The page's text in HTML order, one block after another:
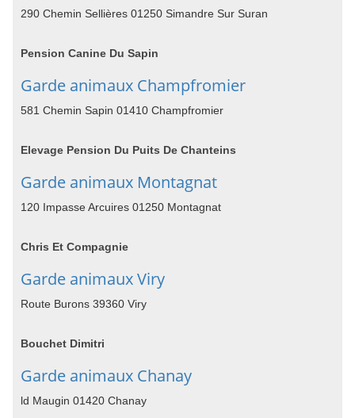
290 Chemin Sellières 01250 Simandre Sur Suran
Pension Canine Du Sapin
Garde animaux Champfromier
581 Chemin Sapin 01410 Champfromier
Elevage Pension Du Puits De Chanteins
Garde animaux Montagnat
120 Impasse Arcuires 01250 Montagnat
Chris Et Compagnie
Garde animaux Viry
Route Burons 39360 Viry
Bouchet Dimitri
Garde animaux Chanay
ld Maugin 01420 Chanay